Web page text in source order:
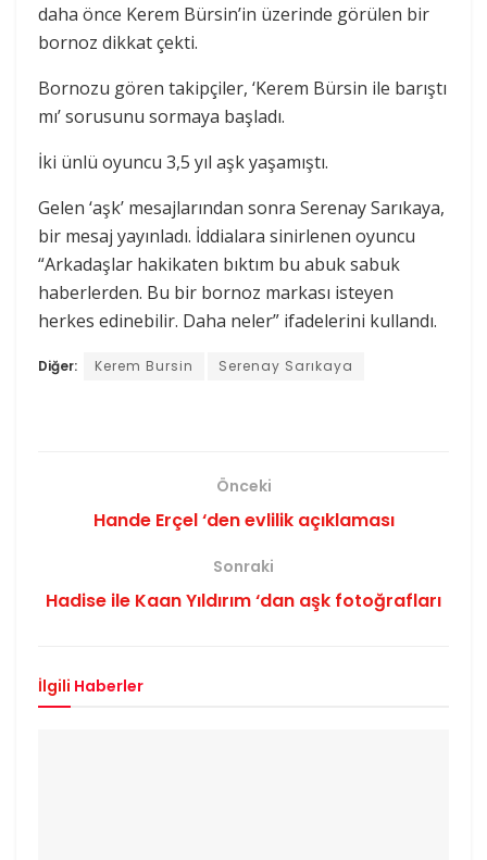
daha önce Kerem Bürsin’in üzerinde görülen bir
bornoz dikkat çekti.
Bornozu gören takipçiler, ‘Kerem Bürsin ile barıştı
mı’ sorusunu sormaya başladı.
İki ünlü oyuncu 3,5 yıl aşk yaşamıştı.
Gelen ‘aşk’ mesajlarından sonra Serenay Sarıkaya,
bir mesaj yayınladı. İddialara sinirlenen oyuncu
“Arkadaşlar hakikaten bıktım bu abuk sabuk
haberlerden. Bu bir bornoz markası isteyen
herkes edinebilir. Daha neler” ifadelerini kullandı.
Diğer: Kerem Bursin Serenay Sarıkaya
Önceki
Hande Erçel ‘den evlilik açıklaması
Sonraki
Hadise ile Kaan Yıldırım ‘dan aşk fotoğrafları
İlgili Haberler